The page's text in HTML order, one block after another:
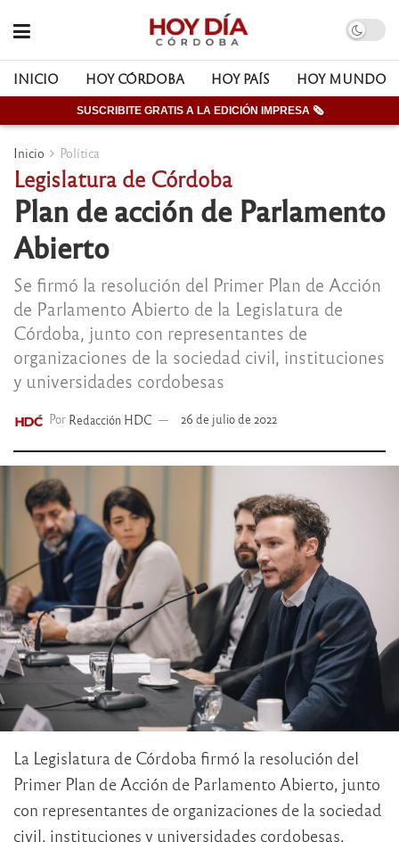
INICIO HOY CÓRDOBA HOY PAÍS HOY MUNDO
SUSCRIBITE GRATIS A LA EDICIÓN IMPRESA 🗞
Inicio Política
Legislatura de Córdoba
Plan de acción de Parlamento
Abierto
Se firmó la resolución del Primer Plan de Acción
de Parlamento Abierto de la Legislatura de
Córdoba, junto con representantes de
organizaciones de la sociedad civil, instituciones
y universidades cordobesas
Por Redacción HDC 26 de julio de 2022
La Legislatura de Córdoba firmó la resolución del
Primer Plan de Acción de Parlamento Abierto, junto
con representantes de organizaciones de la sociedad
civil, instituciones y universidades cordobesas.